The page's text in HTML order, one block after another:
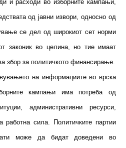
и расходи во изборните кампањи,
од јавни извори, односно од
се дел од широкиот сет норми
законик во целина, но тие имаат
збор за политичкото финансирање.
на информациите во врска
кампањи има потреба од
административни ресурси,
работна сила. Политичките партии
може да бидат доведени во